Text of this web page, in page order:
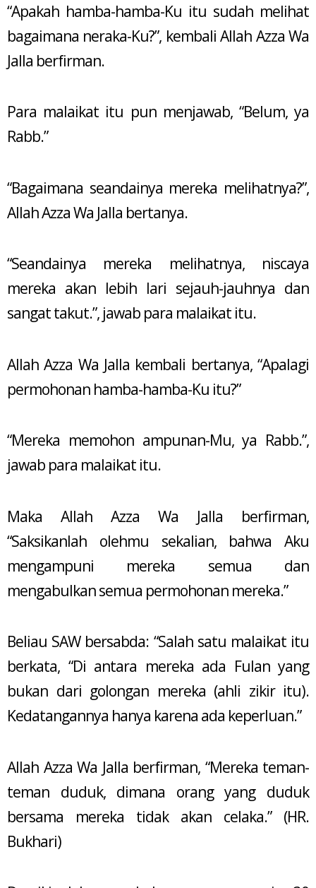
“Apakah hamba-hamba-Ku itu sudah melihat
bagaimana neraka-Ku?”, kembali Allah Azza Wa
Jalla berfirman.
Para malaikat itu pun menjawab, “Belum, ya
Rabb.”
“Bagaimana seandainya mereka melihatnya?”,
Allah Azza Wa Jalla bertanya.
“Seandainya mereka melihatnya, niscaya
mereka akan lebih lari sejauh-jauhnya dan
sangat takut.”, jawab para malaikat itu.
Allah Azza Wa Jalla kembali bertanya, “Apalagi
permohonan hamba-hamba-Ku itu?”
“Mereka memohon ampunan-Mu, ya Rabb.”,
jawab para malaikat itu.
Maka Allah Azza Wa Jalla berfirman,
“Saksikanlah olehmu sekalian, bahwa Aku
mengampuni mereka semua dan
mengabulkan semua permohonan mereka.”
Beliau SAW bersabda: “Salah satu malaikat itu
berkata, “Di antara mereka ada Fulan yang
bukan dari golongan mereka (ahli zikir itu).
Kedatangannya hanya karena ada keperluan.”
Allah Azza Wa Jalla berfirman, “Mereka teman-
teman duduk, dimana orang yang duduk
bersama mereka tidak akan celaka.” (HR.
Bukhari)